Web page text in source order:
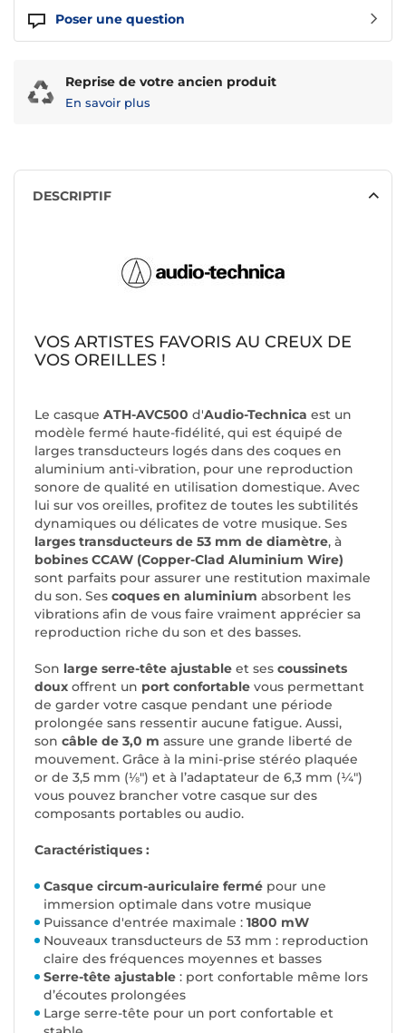
Poser une question
Reprise de votre ancien produit
En savoir plus
DESCRIPTIF
VOS ARTISTES FAVORIS AU CREUX DE
VOS OREILLES !
Le casque ATH-AVC500 d'Audio-Technica est un
modèle fermé haute-fidélité, qui est équipé de
larges transducteurs logés dans des coques en
aluminium anti-vibration, pour une reproduction
sonore de qualité en utilisation domestique. Avec
lui sur vos oreilles, profitez de toutes les subtilités
dynamiques ou délicates de votre musique. Ses
larges transducteurs de 53 mm de diamètre, à
bobines CCAW (Copper-Clad Aluminium Wire)
sont parfaits pour assurer une restitution maximale
du son. Ses coques en aluminium absorbent les
vibrations afin de vous faire vraiment apprécier sa
reproduction riche du son et des basses.
Son large serre-tête ajustable et ses coussinets
doux offrent un port confortable vous permettant
de garder votre casque pendant une période
prolongée sans ressentir aucune fatigue. Aussi,
son câble de 3,0 m assure une grande liberté de
mouvement. Grâce à la mini-prise stéréo plaquée
or de 3,5 mm (⅛") et à l’adaptateur de 6,3 mm (¼")
vous pouvez brancher votre casque sur des
composants portables ou audio.
Caractéristiques :
Casque circum-auriculaire fermé pour une
immersion optimale dans votre musique
Puissance d'entrée maximale : 1800 mW
Nouveaux transducteurs de 53 mm : reproduction
claire des fréquences moyennes et basses
Serre-tête ajustable : port confortable même lors
d’écoutes prolongées
Large serre-tête pour un port confortable et